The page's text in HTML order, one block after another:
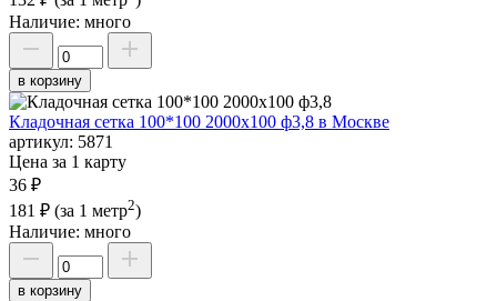
Наличие: много
в корзину
Кладочная сетка 100*100 2000х100 ф3,8 в Москве
артикул: 5871
Цена за 1 карту
36 ₽
181 ₽ (за 1 метр2)
Наличие: много
в корзину